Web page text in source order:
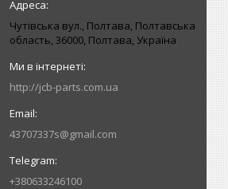
Чутівська вул., Полтава, Полтавська
область, 36000, Полтава, Україна
http://jcb-parts.com.ua
43707337s@gmail.com
+380633246100